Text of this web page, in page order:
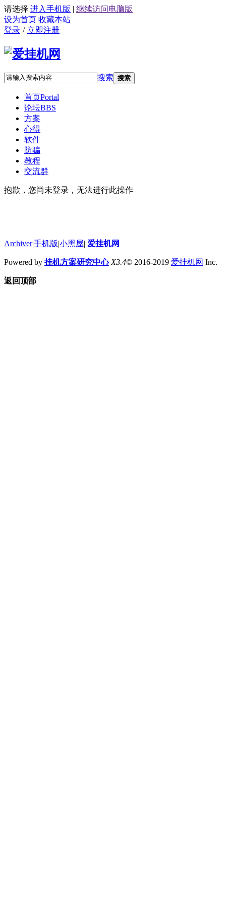
请选择 进入手机版 | 继续访问电脑版
设为首页 收藏本站
登录 / 立即注册
搜索 搜索
首页Portal
论坛BBS
方案
心得
软件
防骗
教程
交流群
抱歉，您尚未登录，无法进行此操作
Archiver|手机版|小黑屋| 爱挂机网
Powered by 挂机方案研究中心 X3.4© 2016-2019 爱挂机网 Inc.
返回顶部